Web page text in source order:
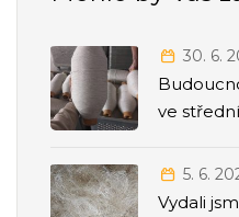
30. 6.
ve
20355. 6.
Vydali